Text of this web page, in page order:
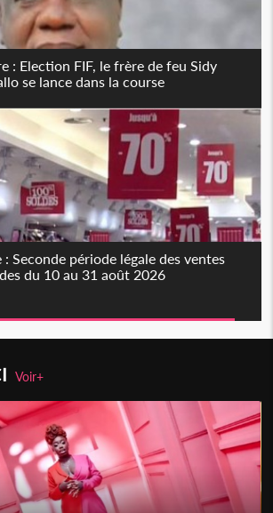
: Election FIF, le frère de feu Sidy
se lance dans la course
Seconde période légale des ventes
du 10 au 31 août 2026
Voir+